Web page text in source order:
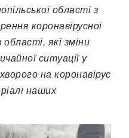
області з
коронавірусної
які зміни
ситуації у
на коронавірус
наших